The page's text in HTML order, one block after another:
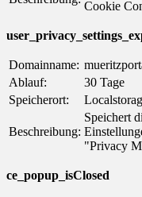
Cookie
Domainname:
Ablauf:
30 Tage
Speicherort:
Beschreibung:
Speichert
"Privacy
ce_popup_isClosed